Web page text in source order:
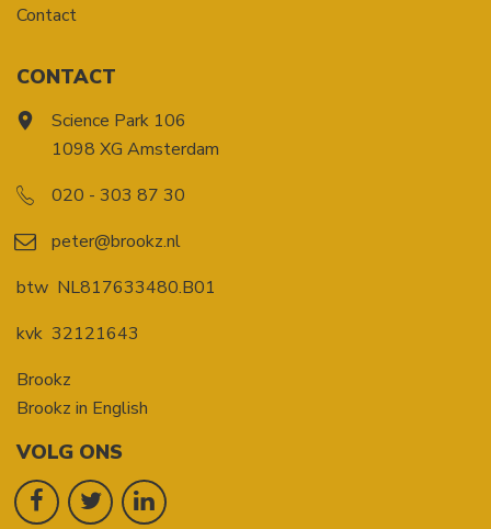
Contact
CONTACT
Science Park 106
1098 XG Amsterdam
020 - 303 87 30
peter@brookz.nl
btw NL817633480.B01
kvk 32121643
Brookz
Brookz in English
VOLG ONS